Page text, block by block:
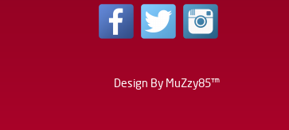
Design By MuZzy85™